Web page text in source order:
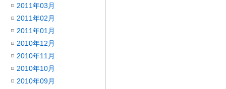
2011年03月
2011年02月
2011年01月
2010年12月
2010年11月
2010年10月
2010年09月